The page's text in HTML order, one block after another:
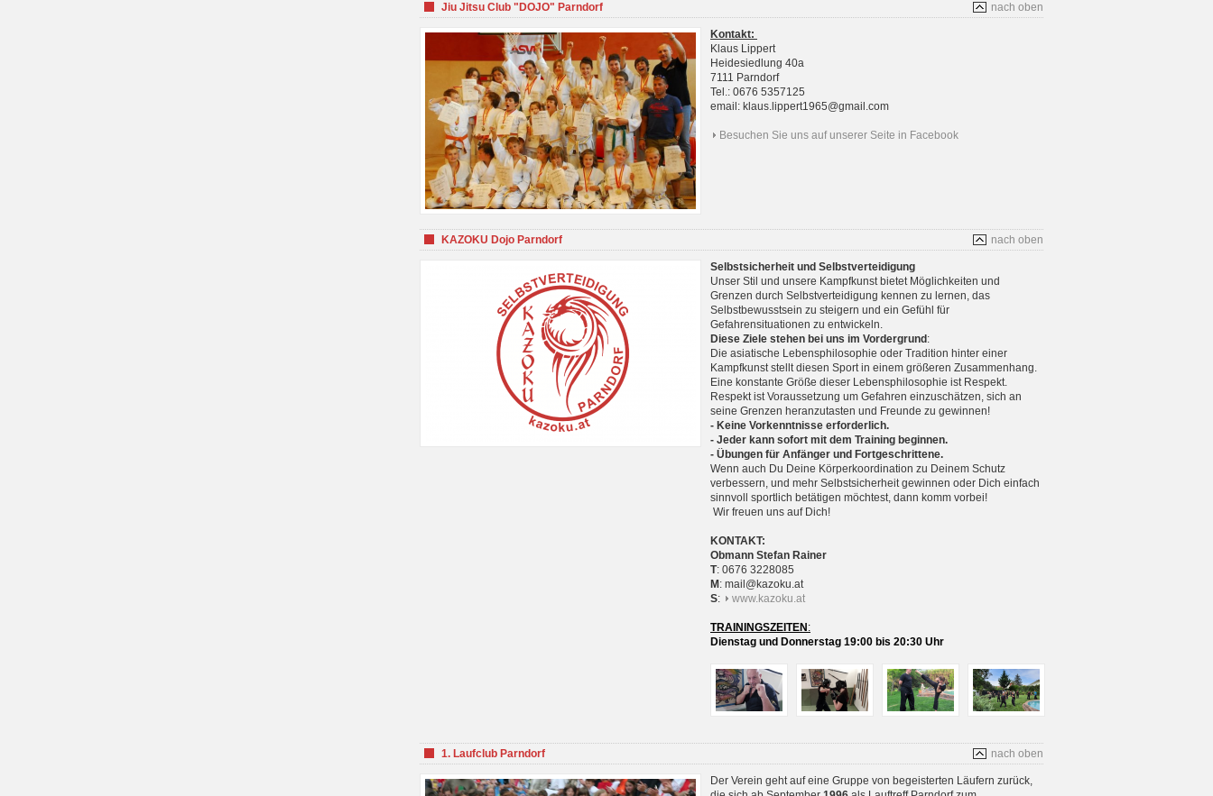
nach oben
Jiu Jitsu Club "DOJO" Parndorf
Kontakt:
Klaus Lippert
Heidesiedlung 40a
7111 Parndorf
Tel.: 0676 5357125
email: klaus.lippert1965@gmail.com
Besuchen Sie uns auf unserer Seite in Facebook
nach oben
KAZOKU Dojo Parndorf
Selbstsicherheit und Selbstverteidigung
Unser Stil und unsere Kampfkunst bietet Möglichkeiten und
Grenzen durch Selbstverteidigung kennen zu lernen, das
Selbstbewusstsein zu steigern und ein Gefühl für
Gefahrensituationen zu entwickeln.
Diese Ziele stehen bei uns im Vordergrund :
Die asiatische Lebensphilosophie oder Tradition hinter einer
Kampfkunst stellt diesen Sport in einem größeren Zusammenhang.
Eine konstante Größe dieser Lebensphilosophie ist Respekt.
Respekt ist Voraussetzung um Gefahren einzuschätzen, sich an
seine Grenzen heranzutasten und Freunde zu gewinnen!
- Keine Vorkenntnisse erforderlich.
- Jeder kann sofort mit dem Training beginnen.
- Übungen für Anfänger und Fortgeschrittene.
Wenn auch Du Deine Körperkoordination zu Deinem Schutz
verbessern, und mehr Selbstsicherheit gewinnen oder Dich einfach
sinnvoll sportlich betätigen möchtest, dann komm vorbei!
Wir freuen uns auf Dich!
KONTAKT:
Obmann Stefan Rainer
T: 0676 3228085
M : mail@kazoku.at
S: www.kazoku.at
TRAININGSZEITEN :
Dienstag und Donnerstag 19:00 bis 20:30 Uhr
nach oben
1. Laufclub Parndorf
Der Verein geht auf eine Gruppe von begeisterten Läufern zurück,